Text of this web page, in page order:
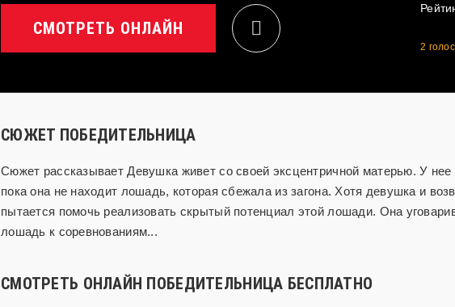
СМОТРЕТЬ ОНЛАЙН
2
СЮЖЕТ ПОБЕДИТЕЛЬНИЦА
Сюжет рассказывает Девушка живет со своей эксцентричной матерью. У
пока она не находит лошадь, которая сбежала из загона. Хотя девушка и
пытается помочь реализовать скрытый потенциал этой лошади. Она
лошадь к соревнованиям...
СМОТРЕТЬ ОНЛАЙН ПОБЕДИТЕЛЬНИЦА БЕСПЛАТНО